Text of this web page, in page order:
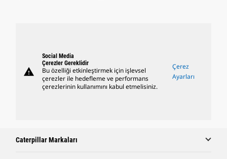
warning
Social Media
Çerezler Gereklidir
Bu özelliği etkinleştirmek için işlevsel
çerezler ile hedefleme ve performans
çerezlerinin kullanımını kabul etmelisiniz.
Çerez
Ayarları
Caterpillar Markaları